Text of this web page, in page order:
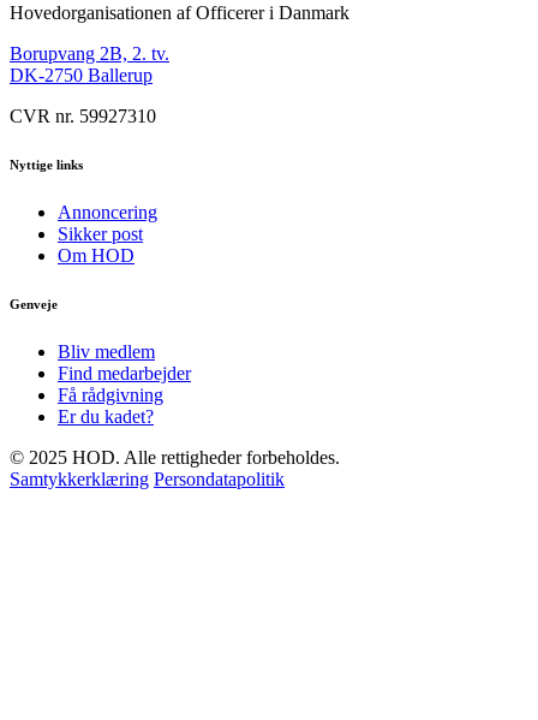
Hovedorganisationen af Officerer i Danmark
Borupvang 2B, 2. tv.
DK-2750 Ballerup
CVR nr. 59927310
Nyttige links
Annoncering
Sikker post
Om HOD
Genveje
Bliv medlem
Find medarbejder
Få rådgivning
Er du kadet?
© 2025 HOD. Alle rettigheder forbeholdes.
Samtykkerklæring Persondatapolitik